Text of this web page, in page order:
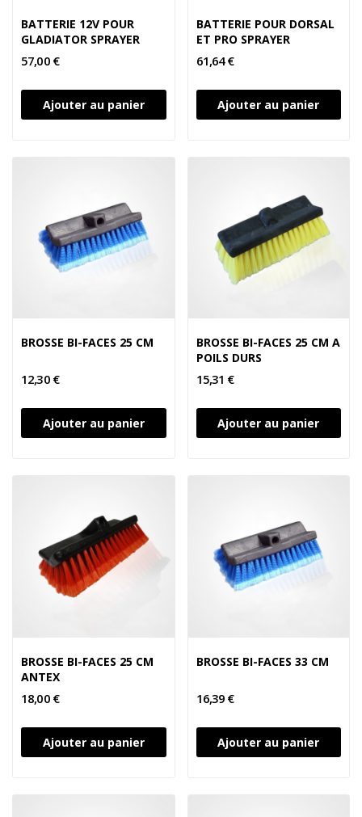
BATTERIE 12V POUR
GLADIATOR SPRAYER
57,00 €
Ajouter au panier
BATTERIE POUR DORSAL
ET PRO SPRAYER
61,64 €
Ajouter au panier
BROSSE BI-FACES 25 CM
12,30 €
Ajouter au panier
BROSSE BI-FACES 25 CM A
POILS DURS
15,31 €
Ajouter au panier
BROSSE BI-FACES 25 CM
ANTEX
18,00 €
Ajouter au panier
BROSSE BI-FACES 33 CM
16,39 €
Ajouter au panier